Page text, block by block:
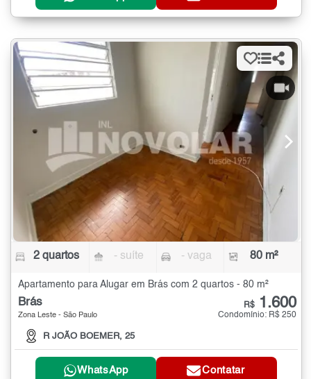
2 quartos - suíte - vaga 80 m²
Apartamento para Alugar em Brás com 2 quartos - 80 m²
Brás
Zona Leste - São Paulo
R JOÃO BOEMER, 25
R$ 1.600
Condomínio: R$ 250
WhatsApp Contatar